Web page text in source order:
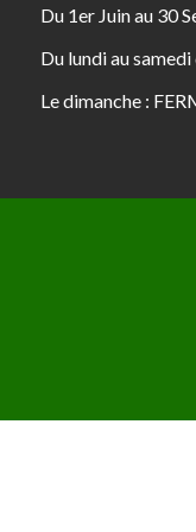
Du 1er Juin au 30
Du lundi au
Le dimanche :